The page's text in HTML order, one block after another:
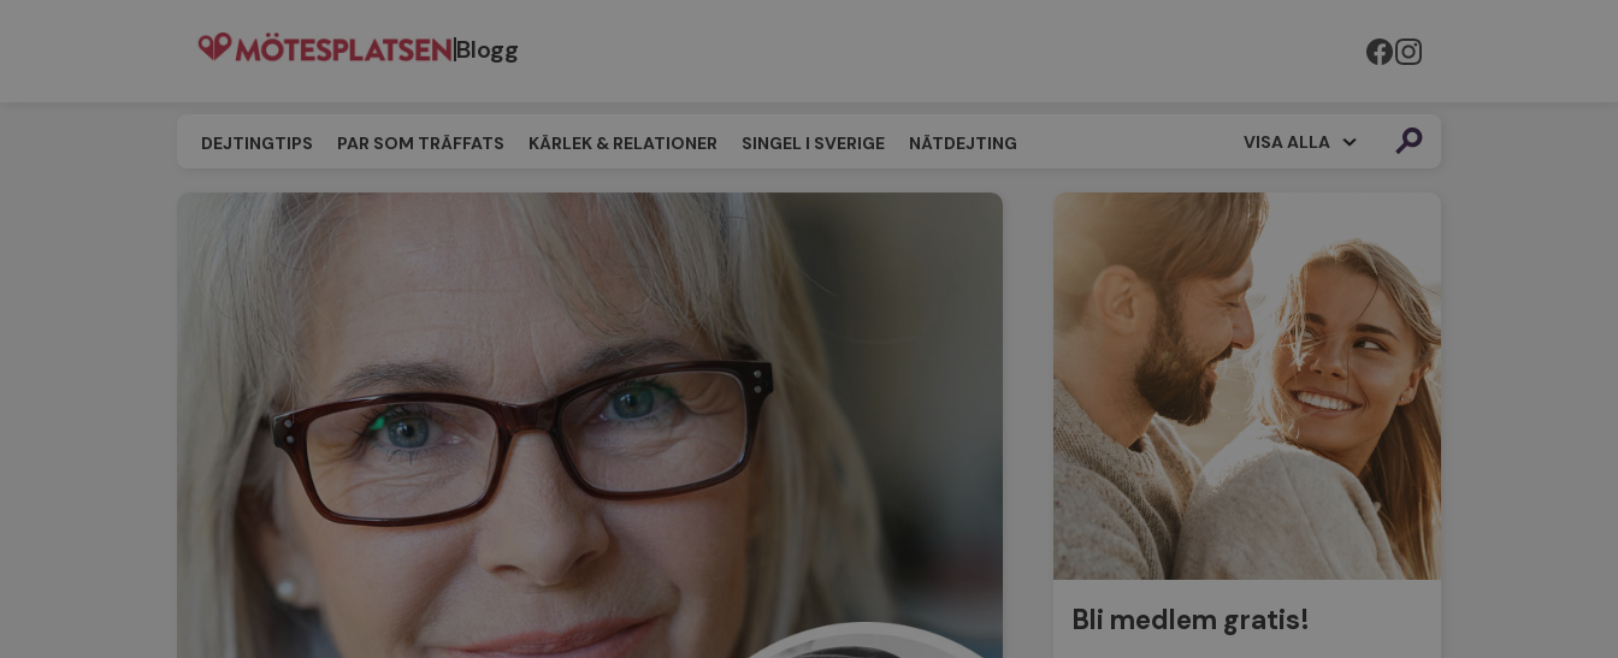
Blogg
DEJTINGTIPS PAR SOM TRÄFFATS KÄRLEK & RELATIONER SINGEL I SVERIGE NÄTDEJTING
SINGELEVENT MATCHNING TILL MÖTESPLATSEN
VISA ALLA
Bli medlem gratis!